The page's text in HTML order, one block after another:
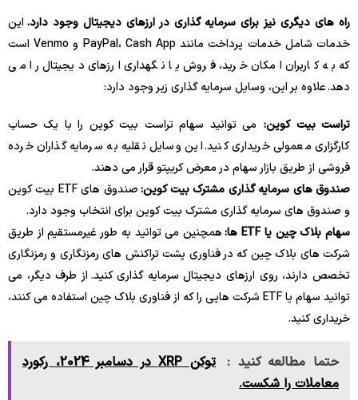
راه های دیگری نیز برای سرمایه گذاری در ارزهای دیجیتال وجود دارد. این
خدمات شامل خدمات پرداخت مانند PayPal، Cash App و Venmo است
که به کاربران امکان خرید، فروش یا نگهداری ارزهای دیجیتال را می
دهد. علاوه بر این، وسایل سرمایه گذاری زیر وجود دارد:
تراست بیت کوین:می توانید سهام تراست بیت کوین را با یک حساب
کارگزاری معمولی خریداری کنید. این وسایل نقلیه به سرمایه گذاران خرده
فروشی از طریق بازار سهام در معرض کریپتو قرار می دهند.
صندوق های سرمایه گذاری مشترک بیت کوین:
صندوق های ETF بیت کوین
و صندوق های سرمایه گذاری مشترک بیت کوین برای انتخاب وجود دارد.
سهام بلاک چین یا ETF ها:
همچنین می توانید به طور غیرمستقیم از طریق
شرکت های بلاک چین که در فناوری پشت تراکنش های رمزنگاری و رمزنگاری
تخصص دارند، روی ارزهای دیجیتال سرمایه گذاری کنید. از طرف دیگر، می
توانید سهام یا ETF شرکت هایی را که از فناوری بلاک چین استفاده می کنند،
خریداری کنید.
حتما مطالعه کنید :
توکن XRP در دسامبر 2024، رکورد
معاملات را شکست.